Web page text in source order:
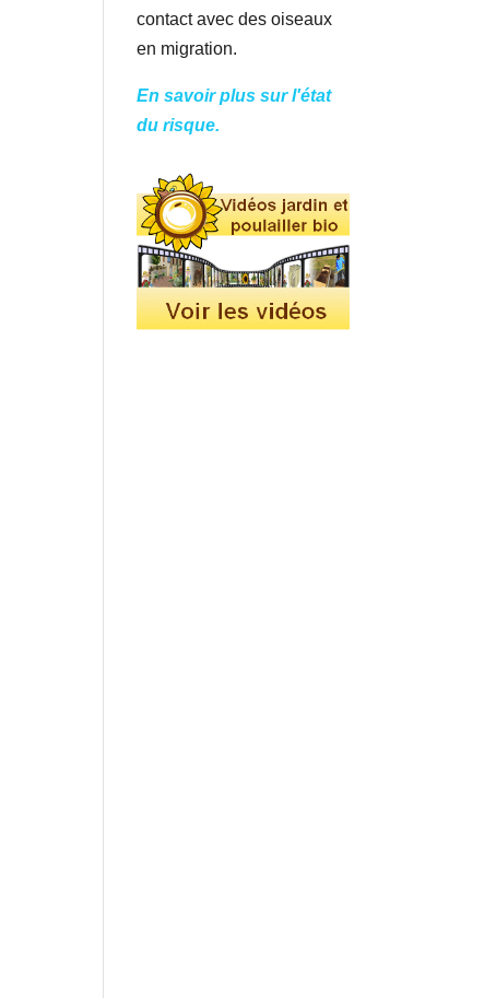
contact avec des oiseaux
en migration.
En savoir plus sur l'état
du risque.